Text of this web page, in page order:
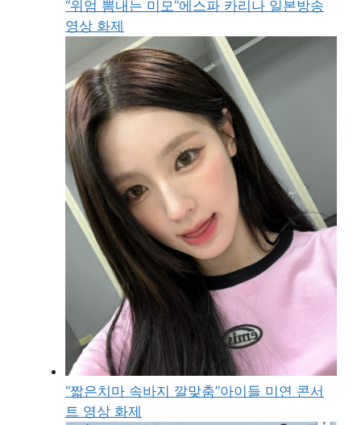
“위엄 뽐내는 미모”에스파 카리나 일본방송
영상 화제
“짧은치마 속바지 깔맞춤”아이들 미연 콘서
트 영상 화제